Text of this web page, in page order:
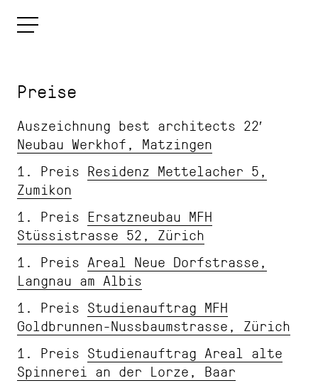
Preise
Auszeichnung best architects 22′
Neubau Werkhof, Matzingen
1. Preis Residenz Mettelacher 5,
Zumikon
1. Preis Ersatzneubau MFH
Stüssistrasse 52, Zürich
1. Preis Areal Neue Dorfstrasse,
Langnau am Albis
1. Preis Studienauftrag MFH
Goldbrunnen-Nussbaumstrasse, Zürich
1. Preis Studienauftrag Areal alte
Spinnerei an der Lorze, Baar